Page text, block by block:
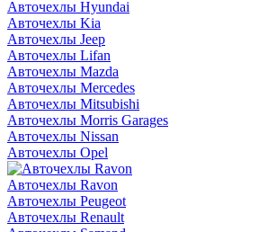
Авточехлы Hyundai
Авточехлы Kia
Авточехлы Jeep
Авточехлы Lifan
Авточехлы Mazda
Авточехлы Mercedes
Авточехлы Mitsubishi
Авточехлы Morris Garages
Авточехлы Nissan
Авточехлы Opel
Авточехлы Ravon
Авточехлы Peugeot
Авточехлы Renault